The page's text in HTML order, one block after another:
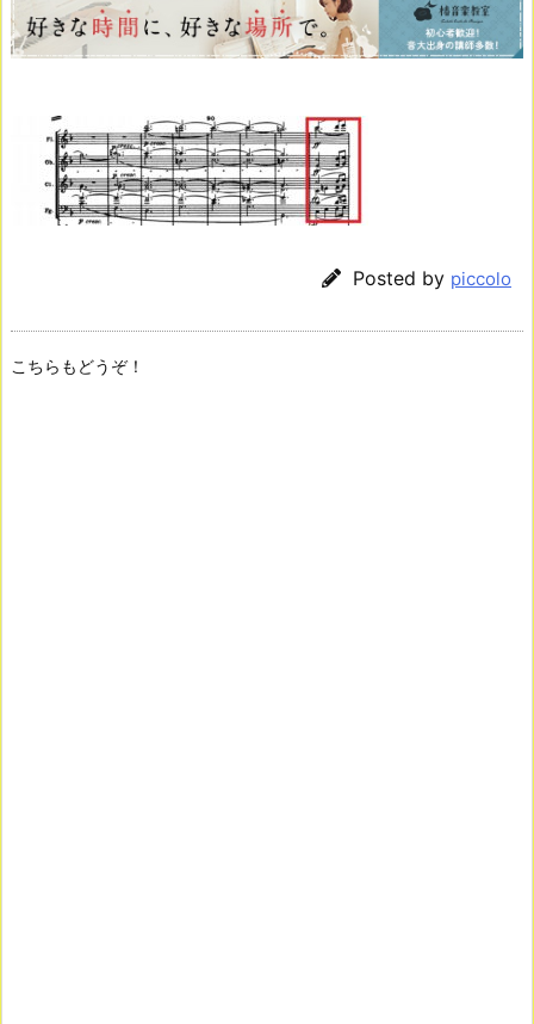
Posted by piccolo
こちらもどうぞ！